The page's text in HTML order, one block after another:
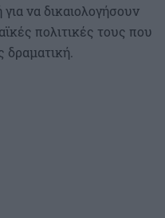
να δικαιολογήσουν
πολιτικές τους που
δραματική.